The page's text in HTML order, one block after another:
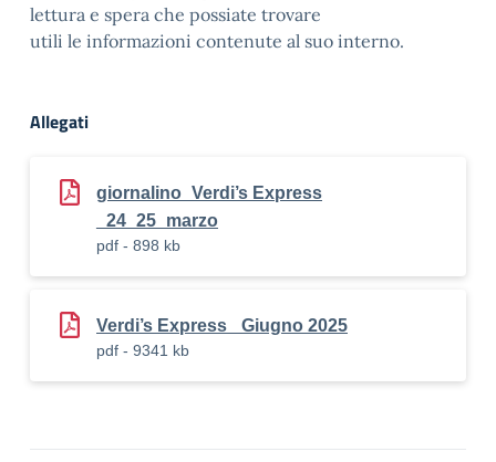
lettura e spera che possiate trovare
utili le informazioni contenute al suo interno.
Allegati
giornalino_Verdi’s Express
_24_25_marzo
pdf - 898 kb
Verdi’s Express _Giugno 2025
pdf - 9341 kb